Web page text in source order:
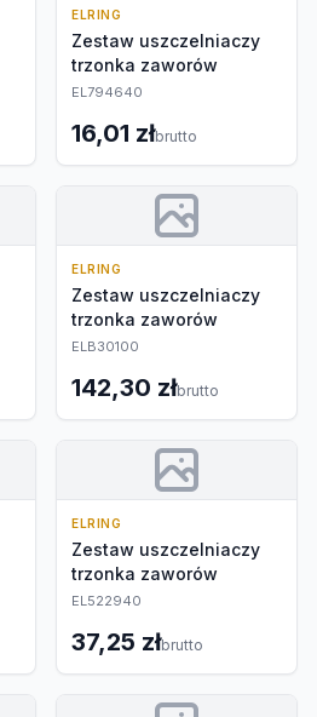
ELRING
Zestaw uszczelniaczy
trzonka zaworów
EL794640
16,01 złbrutto
ELRING
Zestaw uszczelniaczy
trzonka zaworów
ELB30100
142,30 złbrutto
ELRING
Zestaw uszczelniaczy
trzonka zaworów
EL522940
37,25 złbrutto